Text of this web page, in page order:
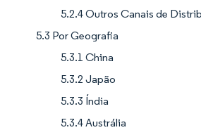
5.2.4 Outros Canais de
5.3 Por Geografia
5.3.1 China
5.3.2 Japão
5.3.3 Índia
5.3.4 Austrália